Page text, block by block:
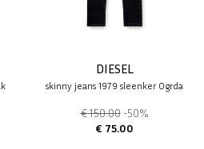
DIESEL
skinny jeans 1979 sleenker 0grda
€ 150.00 -50%
€ 75.00